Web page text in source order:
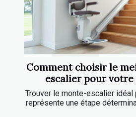
Comment choisir le
escalier pour votre
Trouver le monte-escalier
représente une étape